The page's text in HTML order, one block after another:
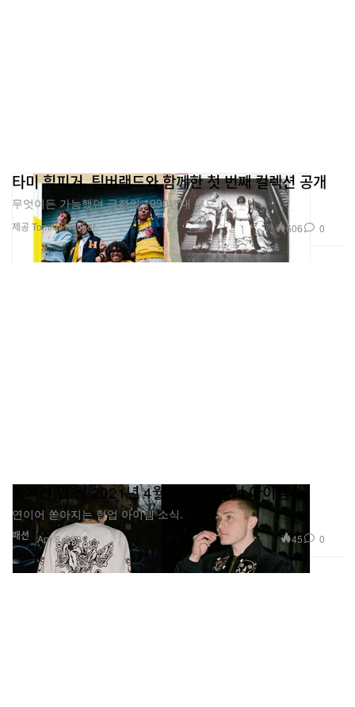
타미 힐피거, 팀버랜드와 함께한 첫 번째 컬렉션 공개
무엇이든 가능했던 긍정의 1990년대 무드.
제공 Tommy Hilfiger 606 0
패션
놓쳐선 안 될 2021년 4월 둘째 주 출시 아이템 8
연이어 쏟아지는 협업 아이템 소식.
Apr 8, 2021 45 0